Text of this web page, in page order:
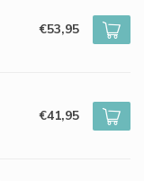
€53,95
€41,95